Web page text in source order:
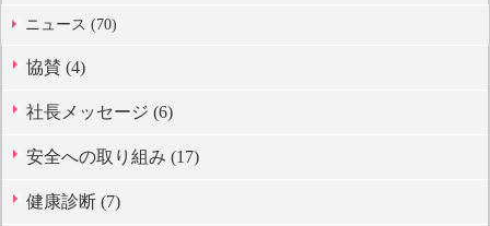
ニュース (70)
協賛 (4)
社長メッセージ (6)
安全への取り組み (17)
健康診断 (7)